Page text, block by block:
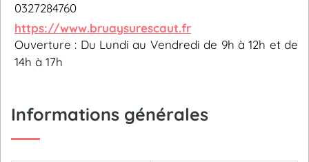
0327284760
https://www.bruaysurescaut.fr
Ouverture : Du Lundi au Vendredi de 9h à 12h et de
14h à 17h
Informations générales